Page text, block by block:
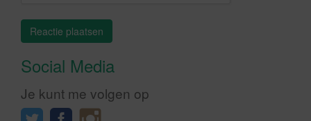
Social Media
Je kunt me volgen op